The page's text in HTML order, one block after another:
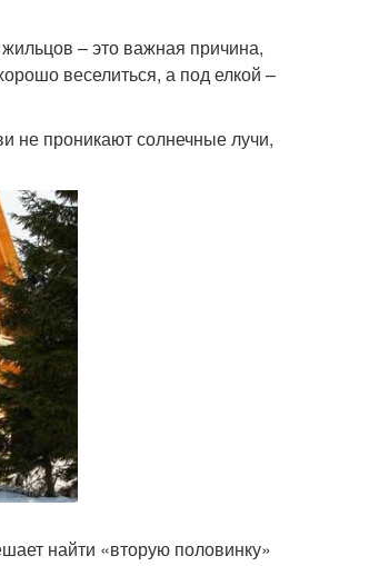
– это важная причина,
веселиться, а под елкой –
не проникают солнечные лучи,
найти «вторую половинку»